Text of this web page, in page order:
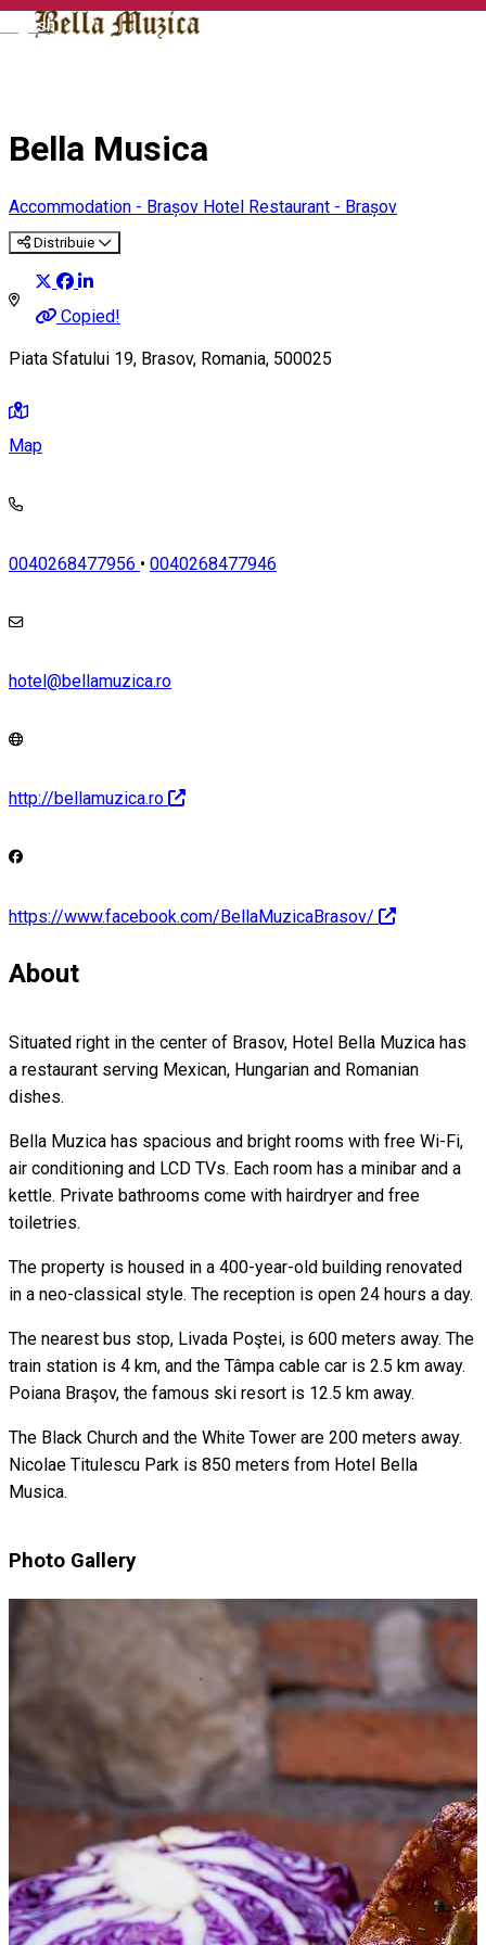
English
Bella Musica
Accommodation - Brașov Hotel Restaurant - Brașov
Distribuie
Copied!
Piata Sfatului 19, Brasov, Romania, 500025
Map
0040268477956 • 0040268477946
hotel@bellamuzica.ro
http://bellamuzica.ro
https://www.facebook.com/BellaMuzicaBrasov/
About
Situated right in the center of Brasov, Hotel Bella Muzica has
a restaurant serving Mexican, Hungarian and Romanian
dishes.
Bella Muzica has spacious and bright rooms with free Wi-Fi,
air conditioning and LCD TVs. Each room has a minibar and a
kettle. Private bathrooms come with hairdryer and free
toiletries.
The property is housed in a 400-year-old building renovated
in a neo-classical style. The reception is open 24 hours a day.
The nearest bus stop, Livada Poştei, is 600 meters away. The
train station is 4 km, and the Tâmpa cable car is 2.5 km away.
Poiana Braşov, the famous ski resort is 12.5 km away.
The Black Church and the White Tower are 200 meters away.
Nicolae Titulescu Park is 850 meters from Hotel Bella
Musica.
Photo Gallery